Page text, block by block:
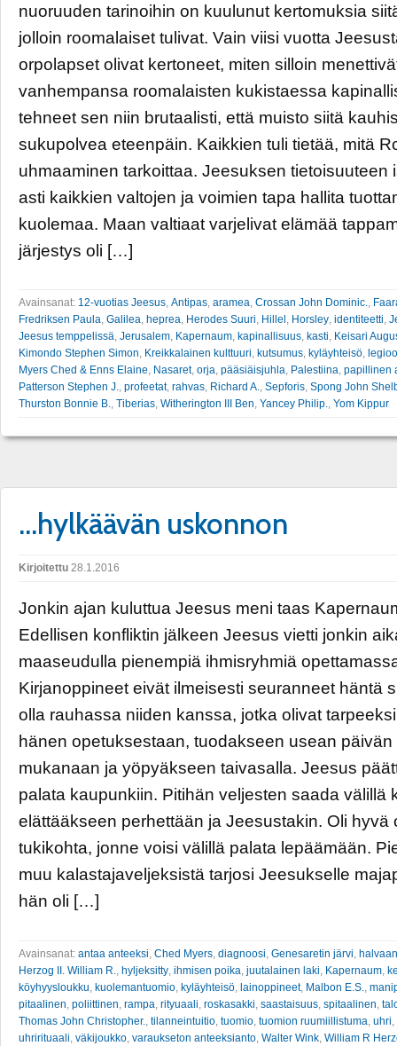
nuoruuden tarinoihin on kuulunut kertomuksia
jolloin roomalaiset tulivat. Vain viisi vuotta
orpolapset olivat kertoneet, miten silloin
vanhempansa roomalaisten kukistaessa
tehneet sen niin brutaalisti, että muisto siitä
sukupolvea eteenpäin. Kaikkien tuli tietää, mitä
uhmaaminen tarkoittaa. Jeesuksen tietoisuuteen
asti kaikkien valtojen ja voimien tapa hallita
kuolemaa. Maan valtiaat varjelivat elämää
järjestys oli […]
Avainsanat: 12-vuotias Jeesus, Antipas, aramea, Crossan John Dominic.,
Fredriksen Paula, Galilea, heprea, Herodes Suuri, Hillel , Horsley, identiteetti,
Jeesus temppelissä, Jerusalem, Kapernaum, kapinallisuus, kasti, Keisari
Kimondo Stephen Simon, Kreikkalainen kulttuuri, kutsumus, kyläyhteisö,
Myers Ched & Enns Elaine, Nasaret, orja, pääsiäisjuhla, Palestiina, papillinen
Patterson Stephen J., profeetat, rahvas, Richard A., Sepforis, Spong John
Thurston Bonnie B., Tiberias, Witherington III Ben, Yancey Philip., Yom Kippur
…hylkäävän uskonnon
Kirjoitettu 28.1.2016
Jonkin ajan kuluttua Jeesus meni taas
Edellisen konfliktin jälkeen Jeesus vietti jonkin
maaseudulla pienempiä ihmisryhmiä
Kirjanoppineet eivät ilmeisesti seuranneet häntä
olla rauhassa niiden kanssa, jotka olivat
hänen opetuksestaan, tuodakseen usean päivän
mukanaan ja yöpyäkseen taivasalla. Jeesus
palata kaupunkiin. Pitihän veljesten saada välillä
elättääkseen perhettään ja Jeesustakin. Oli hyvä
tukikohta, jonne voisi välillä palata lepäämään.
muu kalastajaveljeksistä tarjosi Jeesukselle
hän oli […]
Avainsanat: antaa anteeksi Ched Myers diagnoosi Genesaretin järvi
Herzog II. William R.
hyljeksitty ihmisen poika juutalainen laki Kapernaum
köyhyysloukku kuolemantuomio kyläyhteisö lainoppineet, Malbon E.S.
pitaalinen poliittinen rampa rityuaali roskasakki saastaisuus spitaalinen
Thomas John Christopher. tilanneintuitio tuomio tuomion ruumiillistuma uhri
uhrirituaali väkijoukko varaukseton anteeksianto Walter Wink William R